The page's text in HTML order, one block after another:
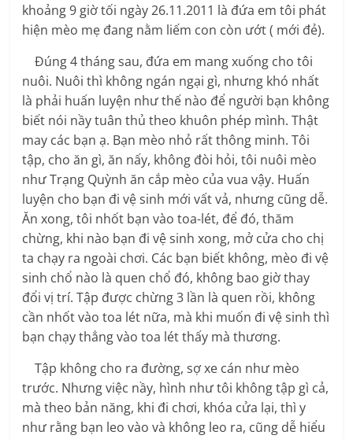
khoảng 9 giờ tối ngày 26.11.2011 là đứa em tôi phát
hiện mèo mẹ đang nằm liếm con còn ướt ( mới đẻ).
Đúng 4 tháng sau, đứa em mang xuống cho tôi
nuôi. Nuôi thì không ngán ngại gì, nhưng khó nhất
là phải huấn luyện như thế nào để người bạn không
biết nói nầy tuân thủ theo khuôn phép mình. Thật
may các bạn ạ. Bạn mèo nhỏ rất thông minh. Tôi
tập, cho ăn gì, ăn nấy, không đòi hỏi, tôi nuôi mèo
như Trạng Quỳnh ăn cắp mèo của vua vậy. Huấn
luyện cho bạn đi vệ sinh mới vất vả, nhưng cũng dễ.
Ăn xong, tôi nhốt bạn vào toa-lét, để đó, thăm
chừng, khi nào bạn đi vệ sinh xong, mở cửa cho chị
ta chạy ra ngoài chơi. Các bạn biết không, mèo đi vệ
sinh chổ nào là quen chổ đó, không bao giờ thay
đổi vị trí. Tập được chừng 3 lần là quen rồi, không
cần nhốt vào toa lét nữa, mà khi muốn đi vệ sinh thì
bạn chạy thẳng vào toa lét thấy mà thương.
Tập không cho ra đường, sợ xe cán như mèo
trước. Nhưng việc nầy, hình như tôi không tập gì cả,
mà theo bản năng, khi đi chơi, khóa cửa lại, thì y
như rằng bạn leo vào và không leo ra, cũng dễ hiểu